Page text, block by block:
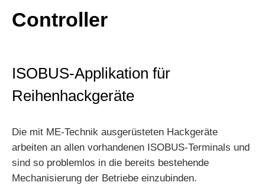
Controller
ISOBUS-Applikation für
Reihenhackgeräte
Die mit ME-Technik ausgerüsteten Hackgeräte
arbeiten an allen vorhandenen ISOBUS-Terminals und
sind so problemlos in die bereits bestehende
Mechanisierung der Betriebe einzubinden.